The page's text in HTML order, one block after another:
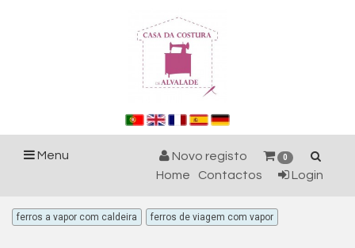
Menu 0
Novo registo
Login
Contactos
Home
ferros a vapor com caldeira ferros de viagem com vapor